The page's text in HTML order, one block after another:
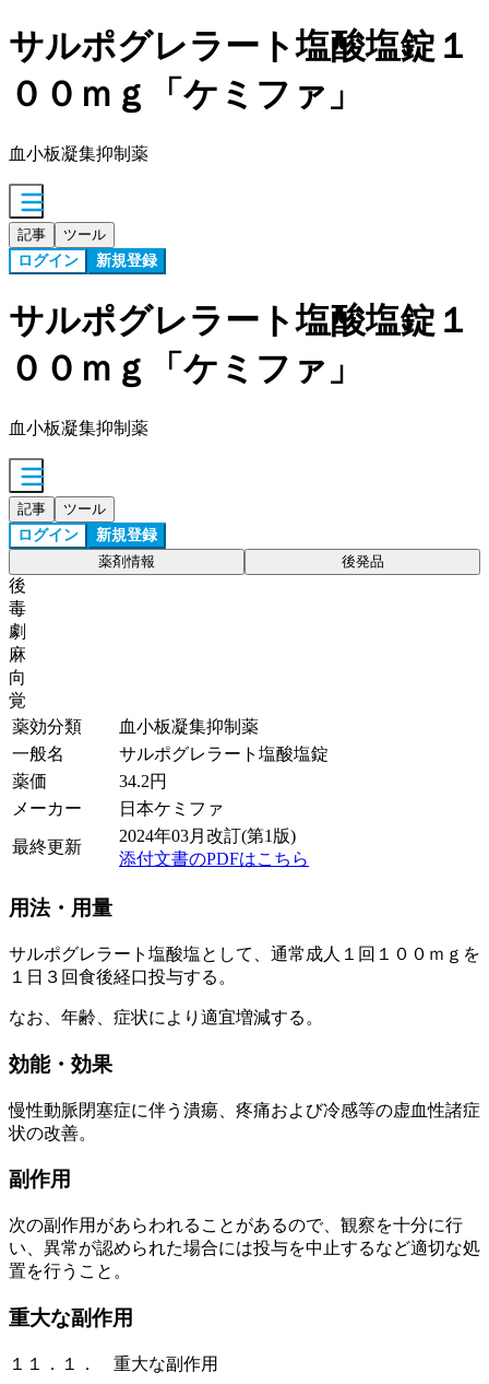
サルポグレラート塩酸塩錠１
００ｍｇ「ケミファ」
血小板凝集抑制薬
記事 ツール
ログイン 新規登録
サルポグレラート塩酸塩錠１
００ｍｇ「ケミファ」
血小板凝集抑制薬
記事 ツール
ログイン 新規登録
薬剤情報 後発品
後
毒
劇
麻
向
覚
薬効分類
血小板凝集抑制薬
一般名
サルポグレラート塩酸塩錠
薬価
34.2円
メーカー
日本ケミファ
最終更新
2024年03月改訂(第1版)
添付文書のPDFはこちら
用法・用量
サルポグレラート塩酸塩として、通常成人１回１００ｍｇを
１日３回食後経口投与する。
なお、年齢、症状により適宜増減する。
効能・効果
慢性動脈閉塞症に伴う潰瘍、疼痛および冷感等の虚血性諸症
状の改善。
副作用
次の副作用があらわれることがあるので、観察を十分に行
い、異常が認められた場合には投与を中止するなど適切な処
置を行うこと。
重大な副作用
１１．１． 重大な副作用